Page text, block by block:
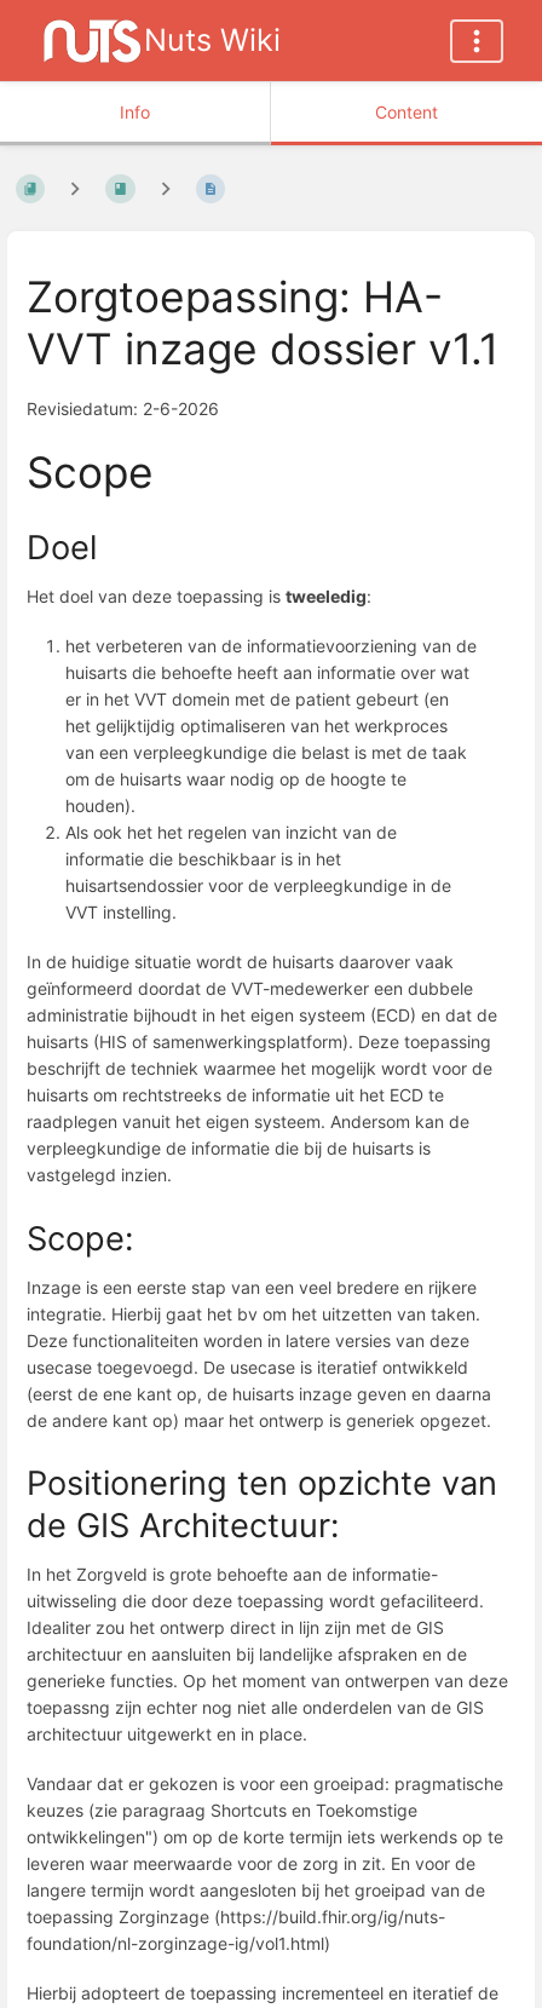
Nuts Wiki
Info Content
Zorgtoepassing: HA-
VVT inzage dossier v1.1
Revisiedatum: 2-6-2026
Scope
Doel
Het doel van deze toepassing is tweeledig:
het verbeteren van de informatievoorziening van de
huisarts die behoefte heeft aan informatie over wat
er in het VVT domein met de patient gebeurt (en
het gelijktijdig optimaliseren van het werkproces
van een verpleegkundige die belast is met de taak
om de huisarts waar nodig op de hoogte te
houden).
Als ook het het regelen van inzicht van de
informatie die beschikbaar is in het
huisartsendossier voor de verpleegkundige in de
VVT instelling.
In de huidige situatie wordt de huisarts daarover vaak
geïnformeerd doordat de VVT-medewerker een dubbele
administratie bijhoudt in het eigen systeem (ECD) en dat de
huisarts (HIS of samenwerkingsplatform). Deze toepassing
beschrijft de techniek waarmee het mogelijk wordt voor de
huisarts om rechtstreeks de informatie uit het ECD te
raadplegen vanuit het eigen systeem. Andersom kan de
verpleegkundige de informatie die bij de huisarts is
vastgelegd inzien.
Scope:
Inzage is een eerste stap van een veel bredere en rijkere
integratie. Hierbij gaat het bv om het uitzetten van taken.
Deze functionaliteiten worden in latere versies van deze
usecase toegevoegd. De usecase is iteratief ontwikkeld
(eerst de ene kant op, de huisarts inzage geven en daarna
de andere kant op) maar het ontwerp is generiek opgezet.
Positionering ten opzichte van
de GIS Architectuur:
In het Zorgveld is grote behoefte aan de informatie-
uitwisseling die door deze toepassing wordt gefaciliteerd.
Idealiter zou het ontwerp direct in lijn zijn met de GIS
architectuur en aansluiten bij landelijke afspraken en de
generieke functies. Op het moment van ontwerpen van deze
toepassng zijn echter nog niet alle onderdelen van de GIS
architectuur uitgewerkt en in place.
Vandaar dat er gekozen is voor een groeipad: pragmatische
keuzes (zie paragraag Shortcuts en Toekomstige
ontwikkelingen") om op de korte termijn iets werkends op te
leveren waar meerwaarde voor de zorg in zit. En voor de
langere termijn wordt aangesloten bij het groeipad van de
toepassing Zorginzage (https://build.fhir.org/ig/nuts-
foundation/nl-zorginzage-ig/vol1.html)
Hierbij adopteert de toepassing incrementeel en iteratief de